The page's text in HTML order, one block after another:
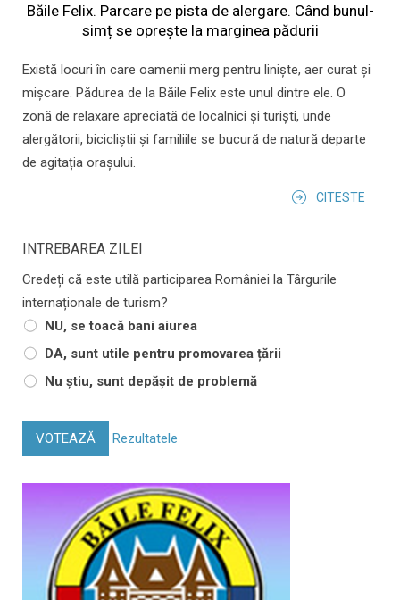
Băile Felix. Parcare pe pista de alergare. Când bunul-
simț se oprește la marginea pădurii
Există locuri în care oamenii merg pentru liniște, aer curat și
mișcare. Pădurea de la Băile Felix este unul dintre ele. O
zonă de relaxare apreciată de localnici și turiști, unde
alergătorii, bicicliștii și familiile se bucură de natură departe
de agitația orașului.
CITESTE
INTREBAREA ZILEI
Credeți că este utilă participarea României la Târgurile
internaționale de turism?
NU, se toacă bani aiurea
DA, sunt utile pentru promovarea țării
Nu știu, sunt depășit de problemă
VOTEAZĂ Rezultatele